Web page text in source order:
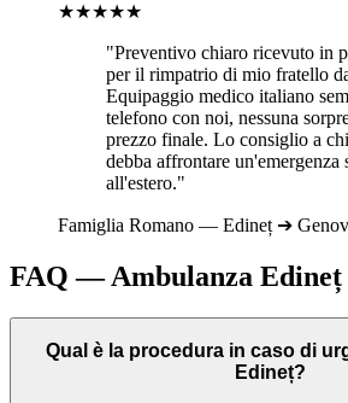
★★★★★
"Preventivo chiaro ricevuto in
per il rimpatrio di mio fratello
Equipaggio medico italiano
telefono con noi, nessuna
prezzo finale. Lo consiglio a
debba affrontare un'emergenza
all'estero."
Famiglia Romano — Edineț ➔
FAQ — Ambulanza Edineț
Qual è la procedura in caso di
Edineț?